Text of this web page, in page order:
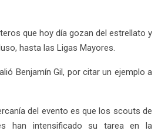
que hoy día gozan del estrellato y
hasta las Ligas Mayores.
Benjamín Gil, por citar un ejemplo a
del evento es que los scouts de
han intensificado su tarea en la